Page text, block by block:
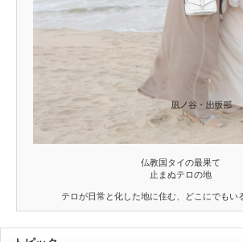
仏教国タイの最果て
止まぬテロの地
テロが日常と化した地に住む、どこにでもい